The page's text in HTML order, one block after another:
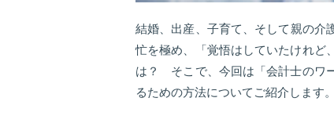
結婚、出産、子育て、そして親の
忙を極め、「覚悟はしていたけれど
は？ そこで、今回は「会計士のワ
るための方法についてご紹介します。